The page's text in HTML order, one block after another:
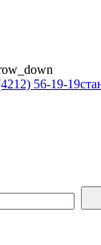
56-19-19